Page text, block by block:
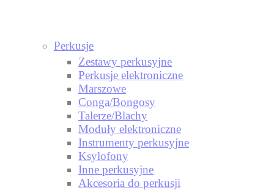
Perkusje
Zestawy perkusyjne
Perkusje elektroniczne
Marszowe
Conga/Bongosy
Talerze/Blachy
Moduły elektroniczne
Instrumenty perkusyjne
Ksylofony
Inne perkusyjne
Akcesoria do perkusji